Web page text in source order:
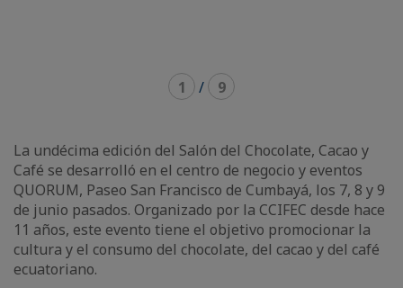
1 / 9
La undécima edición del Salón del Chocolate, Cacao y
Café se desarrolló en el centro de negocio y eventos
QUORUM, Paseo San Francisco de Cumbayá, los 7, 8 y 9
de junio pasados. Organizado por la CCIFEC desde hace
11 años, este evento tiene el objetivo promocionar la
cultura y el consumo del chocolate, del cacao y del café
ecuatoriano.